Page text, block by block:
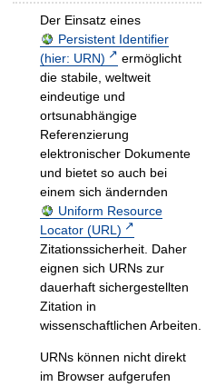
Der Einsatz eines
Persistent Identifier
(hier: URN)
ermöglicht
die stabile, weltweit
eindeutige und
ortsunabhängige
Referenzierung
elektronischer Dokumente
und bietet so auch bei
einem sich ändernden
Uniform Resource
Locator (URL)
Zitationssicherheit. Daher
eignen sich URNs zur
dauerhaft sichergestellten
Zitation in
wissenschaftlichen Arbeiten.
URNs können nicht direkt
im Browser aufgerufen